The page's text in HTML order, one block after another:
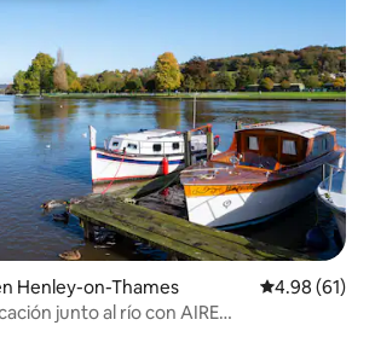
Henley-on-Thames Calificación
4.98 (61)
junto al río con AIRE